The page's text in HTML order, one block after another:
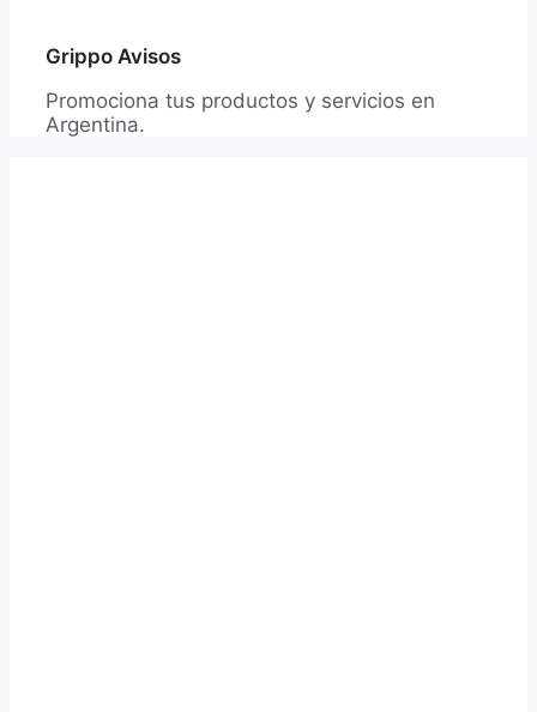
Grippo Avisos
Promociona tus productos y servicios en
Argentina.